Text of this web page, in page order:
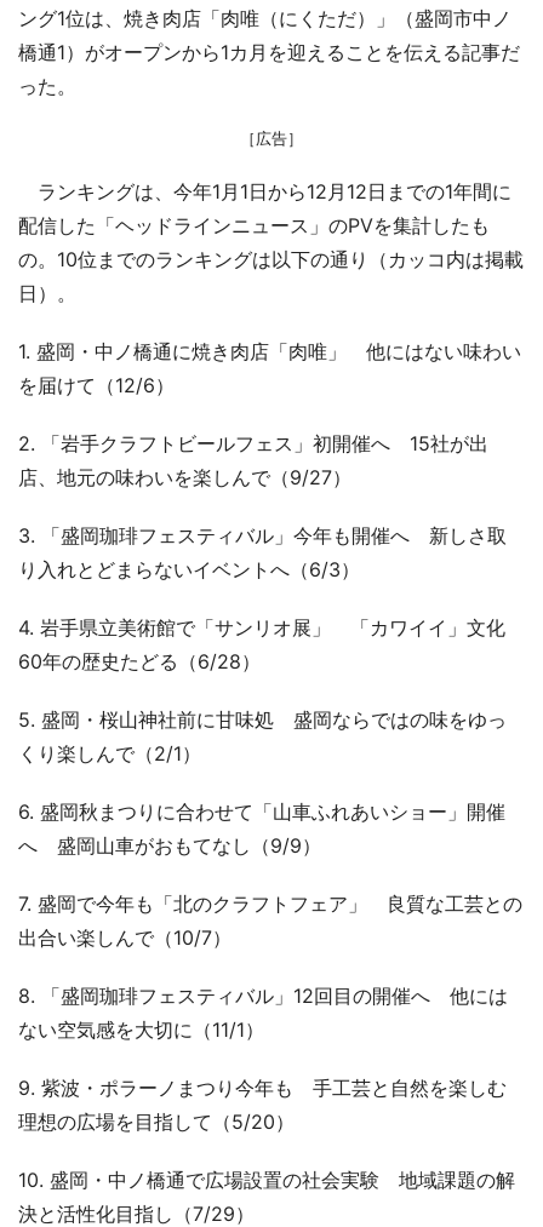
ング1位は、焼き肉店「肉唯（にくただ）」（盛岡市中ノ
橋通1）がオープンから1カ月を迎えることを伝える記事だ
った。
［広告］
ランキングは、今年1月1日から12月12日までの1年間に
配信した「ヘッドラインニュース」のPVを集計したも
の。10位までのランキングは以下の通り（カッコ内は掲載
日）。
1. 盛岡・中ノ橋通に焼き肉店「肉唯」 他にはない味わい
を届けて（12/6）
2. 「岩手クラフトビールフェス」初開催へ 15社が出
店、地元の味わいを楽しんで（9/27）
3. 「盛岡珈琲フェスティバル」今年も開催へ 新しさ取
り入れとどまらないイベントへ（6/3）
4. 岩手県立美術館で「サンリオ展」 「カワイイ」文化
60年の歴史たどる（6/28）
5. 盛岡・桜山神社前に甘味処 盛岡ならではの味をゆっ
くり楽しんで（2/1）
6. 盛岡秋まつりに合わせて「山車ふれあいショー」開催
へ 盛岡山車がおもてなし（9/9）
7. 盛岡で今年も「北のクラフトフェア」 良質な工芸との
出合い楽しんで（10/7）
8. 「盛岡珈琲フェスティバル」12回目の開催へ 他には
ない空気感を大切に（11/1）
9. 紫波・ポラーノまつり今年も 手工芸と自然を楽しむ
理想の広場を目指して（5/20）
10. 盛岡・中ノ橋通で広場設置の社会実験 地域課題の解
決と活性化目指し（7/29）